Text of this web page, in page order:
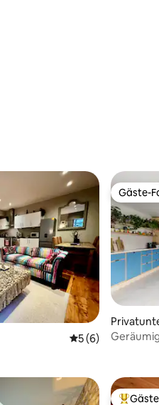
Durchschnittliche
5 (6)
Gäste-
Gäste-